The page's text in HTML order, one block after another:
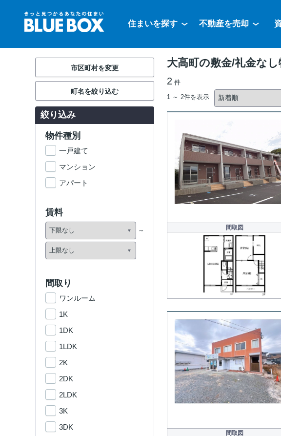
住まいを探す 不動産を売却
大高町の敷金/礼金な
2 件
1 ～ 2件を表示
間取図
間取図
市区町村を変更
町名を絞り込む
絞り込み
物件種別
一戸建て
マンション
アパート
賃料
間取り
ワンルーム
1K
1DK
1LDK
2K
2DK
2LDK
3K
3DK